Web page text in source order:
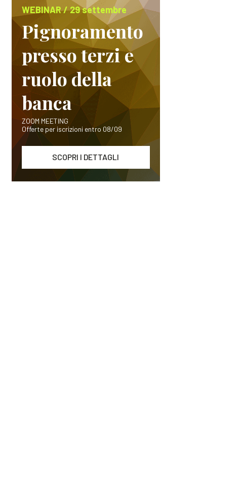
WEBINAR / 29 settembre
Pignoramento
presso terzi e
ruolo della
banca
ZOOM MEETING
Offerte per iscrizioni entro 08/09
SCOPRI I DETTAGLI